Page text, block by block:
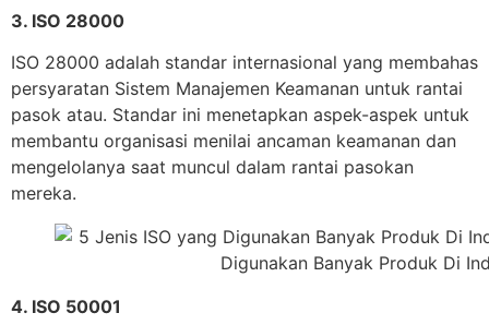
3. ISO 28000
ISO 28000 adalah standar internasional yang membahas
persyaratan Sistem Manajemen Keamanan untuk rantai
pasok atau. Standar ini menetapkan aspek-aspek untuk
membantu organisasi menilai ancaman keamanan dan
mengelolanya saat muncul dalam rantai pasokan
mereka.
4. ISO 50001